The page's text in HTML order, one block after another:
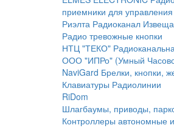
приемники для
Риэлта Радиоканал
Радио тревожные кнопки
НТЦ "ТЕКО"
ООО "ИПРо" (Умный
NaviGard Брелки, кнопки,
Клавиатуры Радиолинии
RiDom
Шлагбаумы, приводы,
Контроллеры автономные